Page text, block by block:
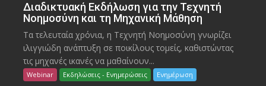
Διαδικτυακή Εκδήλωση για την Τεχνητή
Νοημοσύνη και τη Μηχανική Μάθηση
Τα τελευταία χρόνια, η Τεχνητή Νοημοσύνη γνωρίζει
ιλιγγιώδη ανάπτυξη σε ποικίλους τομείς, καθιστώντας
τις μηχανές ικανές να μαθαίνουν...
Webinar Εκδηλώσεις - Ενημερώσεις Ενημέρωση